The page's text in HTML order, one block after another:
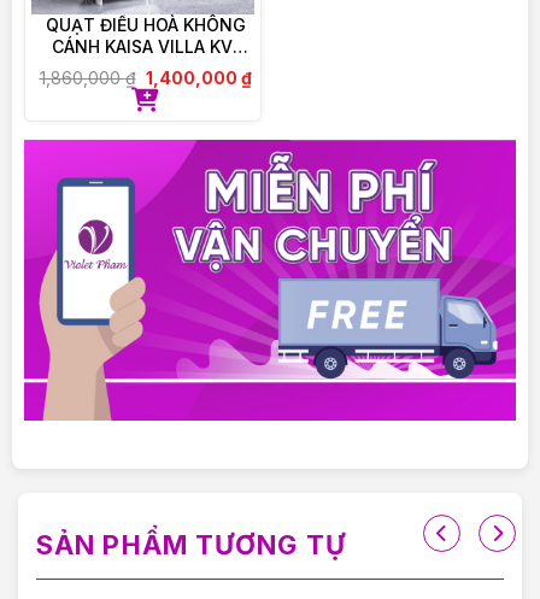
QUẠT ĐIỀU HOÀ KHÔNG
CÁNH KAISA VILLA KV-
QKC6622
1,860,000₫ 1,400,000 ₫
SẢN PHẨM TƯƠNG TỰ